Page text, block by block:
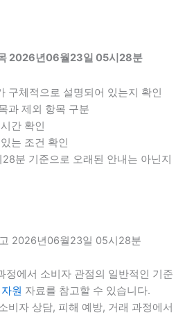
2026년06월23일 05시28분
구체적으로 설명되어 있는지 확인
과 제외 항목 구분
간 확인
는 조건 확인
분 기준으로 오래된 안내는 아닌지
2026년06월23일 05시28분
정에서 소비자 관점의 일반적인 기준
원 자료를 참고할 수 있습니다.
자 상담, 피해 예방, 거래 과정에서